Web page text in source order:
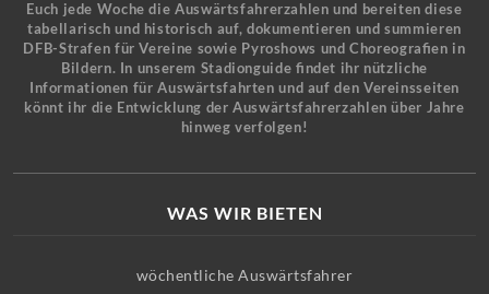
Euch jede Woche die Auswärtsfahrerzahlen und bereiten diese
tabellarisch und historisch auf, dokumentieren und summieren
DFB-Strafen für Vereine sowie Pyroshows und Choreografien in
Bildern. In unserem Stadionguide findet ihr nützliche
Informationen für Auswärtsfahrten und auf den Vereinsseiten
könnt ihr die Entwicklung der Auswärtsfahrerzahlen über Jahre
hinweg verfolgen!
WAS WIR BIETEN
wöchentliche Auswärtsfahrer